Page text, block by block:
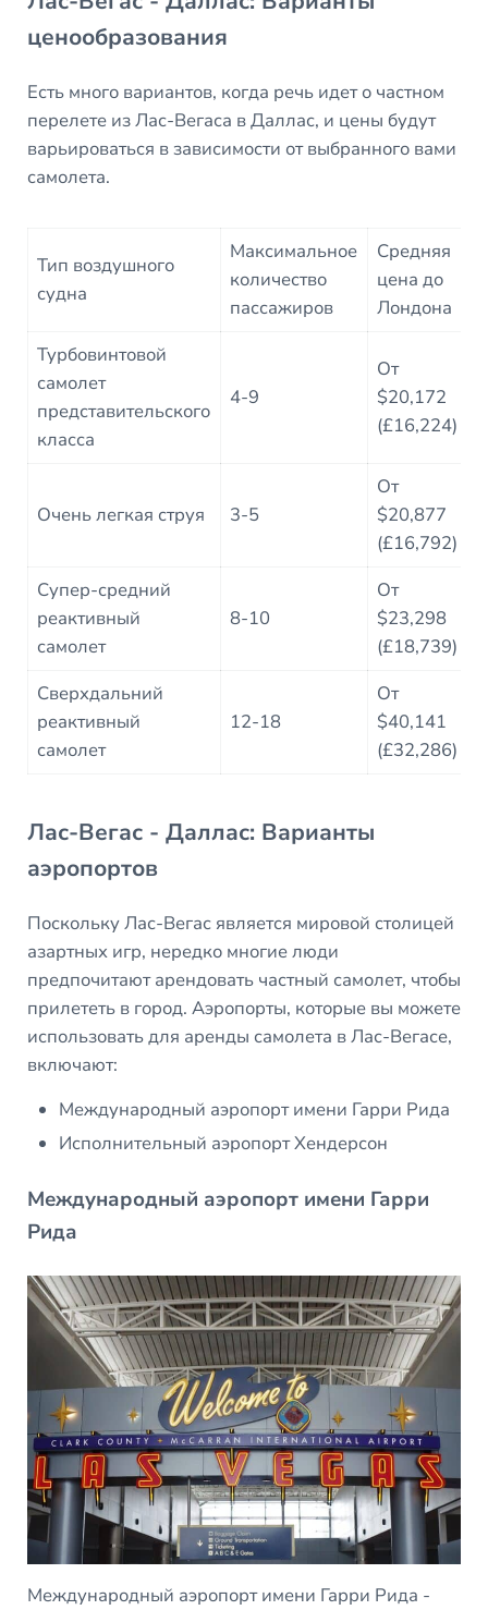
ценообразования
Есть много вариантов, когда речь идет о частном
перелете из Лас-Вегаса в Даллас, и цены будут
варьироваться в зависимости от выбранного вами
самолета.
Тип воздушного
судна
Максимальное
количество
пассажиров
Средняя
цена до
Лондона
Турбовинтовой
самолет
представительского
класса
4-9
От
$20,172
(£16,224)
Очень легкая струя 3-5
От
$20,877
(£16,792)
Супер-средний
реактивный
самолет
8-10
От
$23,298
(£18,739)
Сверхдальний
реактивный
самолет
12-18
От
$40,141
(£32,286)
Лас-Вегас - Даллас: Варианты
аэропортов
Поскольку Лас-Вегас является мировой столицей
азартных игр, нередко многие люди
предпочитают арендовать частный самолет, чтобы
прилететь в город. Аэропорты, которые вы можете
использовать для аренды самолета в Лас-Вегасе,
включают:
Международный аэропорт имени Гарри Рида
Исполнительный аэропорт Хендерсон
Международный аэропорт имени Гарри
Рида
Международный аэропорт имени Гарри Рида -